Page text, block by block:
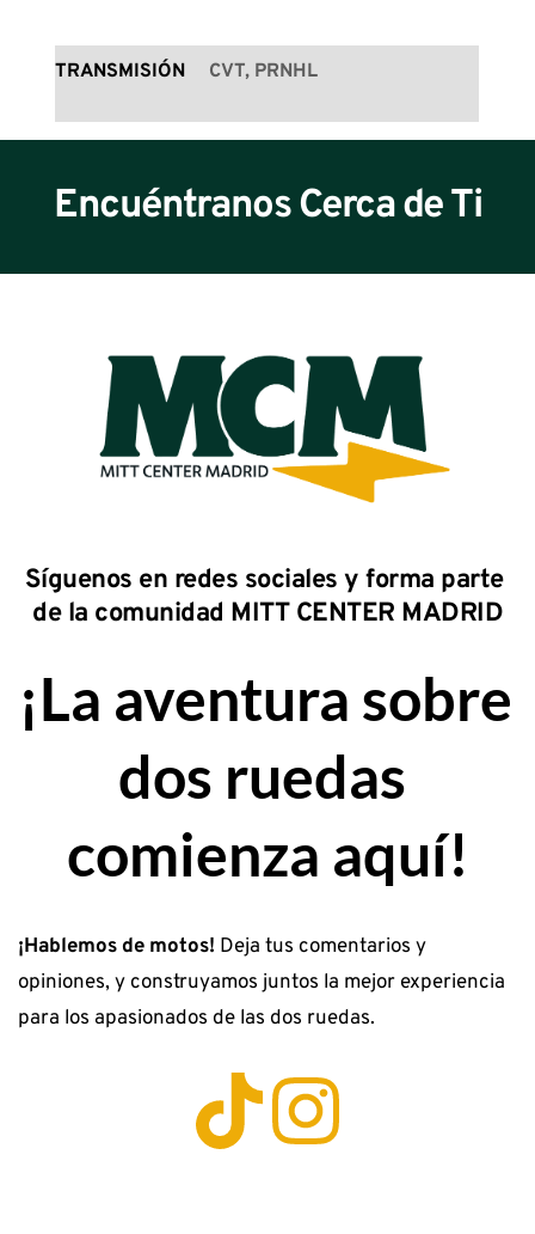
TRANSMISIÓN CVT, PRNHL
Encuéntranos Cerca de Ti
Síguenos en redes sociales y forma parte
de la comunidad MITT CENTER MADRID
¡La aventura sobre
dos ruedas
comienza aquí!
¡Hablemos de motos! Deja tus comentarios y
opiniones, y construyamos juntos la mejor experiencia
para los apasionados de las dos ruedas.